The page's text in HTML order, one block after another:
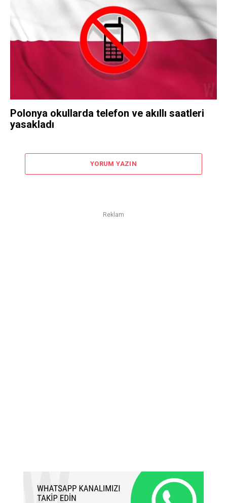
Polonya okullarda telefon ve akıllı saatleri
yasakladı
YORUM YAZIN
Reklam